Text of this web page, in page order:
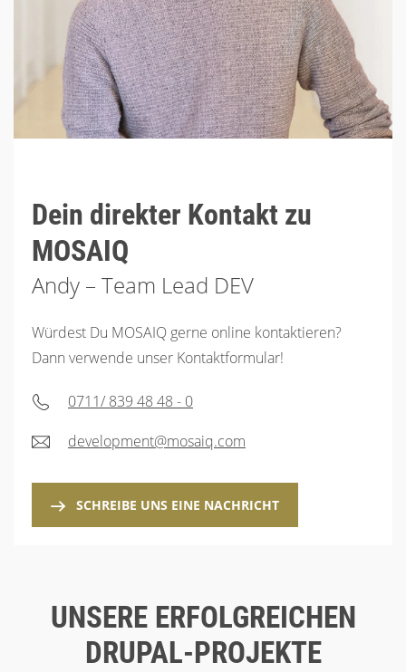
Dein direkter Kontakt zu
MOSAIQ
Andy – Team Lead DEV
Würdest Du MOSAIQ gerne online kontaktieren?
Dann verwende unser Kontaktformular!
0711/ 839 48 48 - 0
development@mosaiq.com
SCHREIBE UNS EINE NACHRICHT
UNSERE ERFOLGREICHEN
DRUPAL-PROJEKTE